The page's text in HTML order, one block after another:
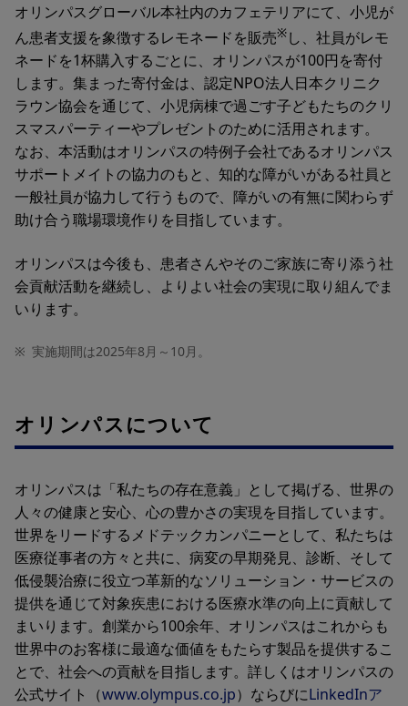
オリンパスグローバル本社内のカフェテリアにて、小児が
ん患者支援を象徴するレモネードを販売※し、社員がレモ
ネードを1杯購入するごとに、オリンパスが100円を寄付
します。集まった寄付金は、認定NPO法人日本クリニク
ラウン協会を通じて、小児病棟で過ごす子どもたちのクリ
スマスパーティーやプレゼントのために活用されます。
なお、本活動はオリンパスの特例子会社であるオリンパス
サポートメイトの協力のもと、知的な障がいがある社員と
一般社員が協力して行うもので、障がいの有無に関わらず
助け合う職場環境作りを目指しています。
オリンパスは今後も、患者さんやそのご家族に寄り添う社
会貢献活動を継続し、よりよい社会の実現に取り組んでま
いります。
※ 実施期間は2025年8月～10月。
オリンパスについて
オリンパスは「私たちの存在意義」として掲げる、世界の
人々の健康と安心、心の豊かさの実現を目指しています。
世界をリードするメドテックカンパニーとして、私たちは
医療従事者の方々と共に、病変の早期発見、診断、そして
低侵襲治療に役立つ革新的なソリューション・サービスの
提供を通じて対象疾患における医療水準の向上に貢献して
まいります。創業から100余年、オリンパスはこれからも
世界中のお客様に最適な価値をもたらす製品を提供するこ
とで、社会への貢献を目指します。詳しくはオリンパスの
公式サイト（www.olympus.co.jp）ならびにLinkedInア